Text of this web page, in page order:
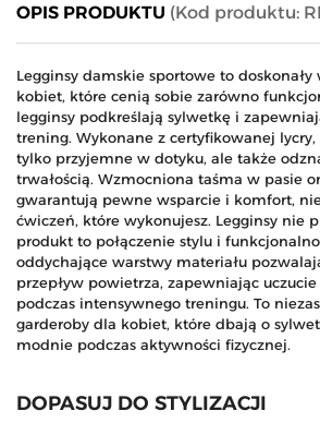
OPIS PRODUKTU (Kod produktu:
Legginsy damskie sportowe to
kobiet, które cenią sobie zarówno
legginsy podkreślają sylwetkę i
trening. Wykonane z certyfikowanej lycry,
tylko przyjemne w dotyku, ale także
trwałością. Wzmocniona taśma w pasie
gwarantują pewne wsparcie i komfort,
ćwiczeń, które wykonujesz. Legginsy nie
produkt to połączenie stylu i
oddychające warstwy materiału
przepływ powietrza, zapewniając
podczas intensywnego treningu. To
garderoby dla kobiet, które dbają o
modnie podczas aktywności fizycznej.
DOPASUJ DO STYLIZACJI